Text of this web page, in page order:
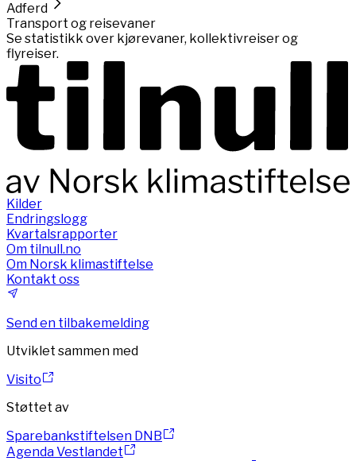
Adferd
Transport og reisevaner
Se statistikk over kjørevaner, kollektivreiser og
flyreiser.
Kilder
Endringslogg
Kvartalsrapporter
Om tilnull.no
Om Norsk klimastiftelse
Kontakt oss
Send en tilbakemelding
Utviklet sammen med
Visito
Støttet av
Sparebankstiftelsen DNB
Agenda Vestlandet